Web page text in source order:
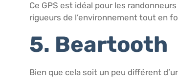
Ce GPS est idéal pour les
rigueurs de l’environnement tout en
5. Beartooth
Bien que cela soit un peu différent